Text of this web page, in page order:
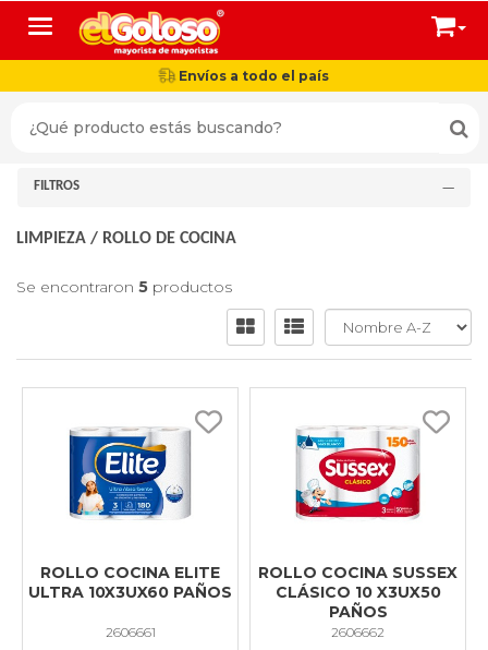
Toggle navigation
Envíos a todo el país
FILTROS
LIMPIEZA / ROLLO DE COCINA
Se encontraron 5 productos
ROLLO COCINA ELITE
ULTRA 10X3UX60 PAÑOS
2606661
ROLLO COCINA SUSSEX
CLÁSICO 10 X3UX50
PAÑOS
2606662